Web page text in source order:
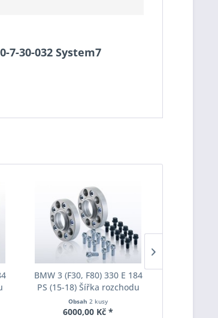
7-30-032 System7
BMW 3 (F30, F80) 330 E 184
PS (15-18) Šířka rozchodu
Eibach Pro-Spacer S90-7-20-
036 System7 Tloušťka 20mm
Obsah2 kusy
6000,00 Kč *